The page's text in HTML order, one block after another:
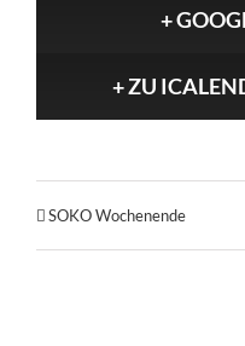
+
+ ZU
SOKO Wochenende